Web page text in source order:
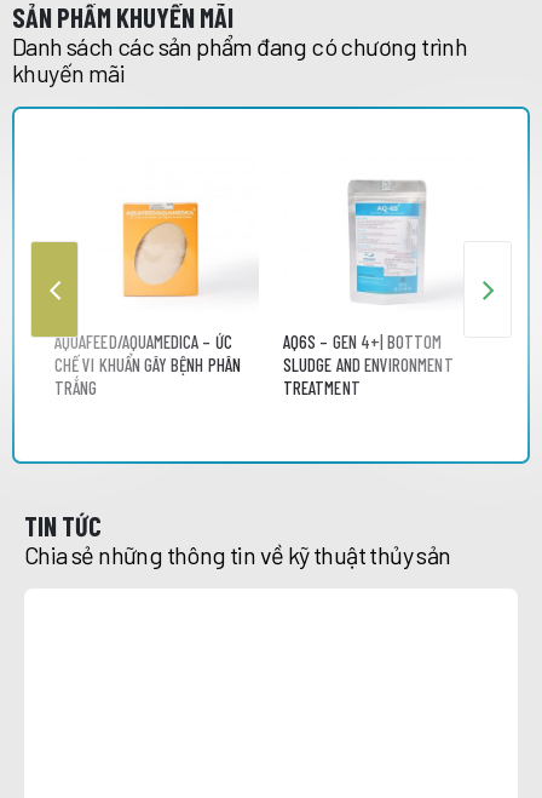
SẢN PHẨM KHUYẾN MÃI
Danh sách các sản phẩm đang có chương trình
khuyến mãi
AQUAFEED/AQUAMEDICA – ỨC
CHẾ VI KHUẨN GÂY BỆNH PHÂN
TRẮNG
AQ6S – GEN 4+| BOTTOM
SLUDGE AND ENVIRONMENT
TREATMENT
TIN TỨC
Chia sẻ những thông tin về kỹ thuật thủy sản